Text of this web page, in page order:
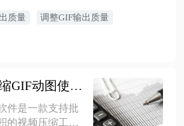
输出质量，尽可
量，可是应该如
质量 调整GIF输出质量
如何高效压缩GIF动图使其变小
件是一款支持批
的视频压缩工